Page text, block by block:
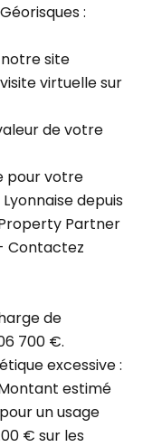
:
site
virtuelle sur
de votre
pour votre
depuis
Partner
Contactez
de
700 €.
excessive :
estimé
un usage
€ sur les